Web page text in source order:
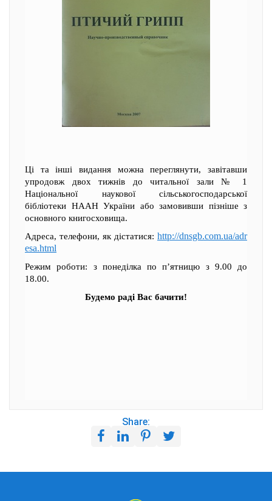
Ці та інші видання можна переглянути, завітавши
упродовж двох тижнів до читальної зали № 1
Національної наукової сільськогосподарської
бібліотеки НААН України або замовивши пізніше з
основного книгосховища.
Адреса, телефони, як дістатися: http://dnsgb.com.ua/adr
esa.html
Режим роботи: з понеділка по п’ятницю з 9.00 до
18.00.
Будемо раді Вас бачити!
Share: